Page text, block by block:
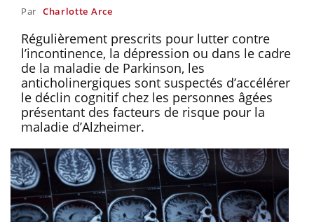
Par Charlotte Arce
Régulièrement prescrits pour lutter contre
l’incontinence, la dépression ou dans le cadre
de la maladie de Parkinson, les
anticholinergiques sont suspectés d’accélérer
le déclin cognitif chez les personnes âgées
présentant des facteurs de risque pour la
maladie d’Alzheimer.